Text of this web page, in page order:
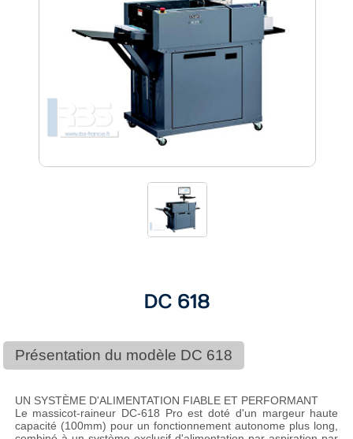
DC 618
Présentation du modèle DC 618
UN SYSTÈME D'ALIMENTATION FIABLE ET PERFORMANT
Le massicot-raineur DC-618 Pro est doté d'un margeur haute
capacité (100mm) pour un fonctionnement autonome plus long,